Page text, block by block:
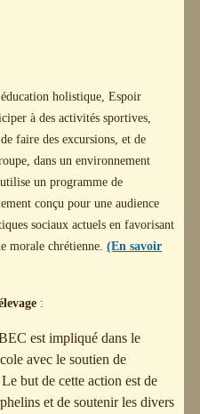
holistique, Espoir
à des activités sportives,
faire des excursions, et de
dans un environnement
un programme de
conçu pour une audience
sociaux actuels en favorisant
morale chrétienne.(En savoir
:
est impliqué dans le
avec le soutien de
but de cette action est de
et de soutenir les divers